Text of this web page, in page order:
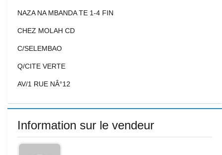
NAZA NA MBANDA TE 1-4 FIN
CHEZ MOLAH CD
C/SELEMBAO
Q/CITE VERTE
AV/1 RUE NÂ°12
Information sur le vendeur